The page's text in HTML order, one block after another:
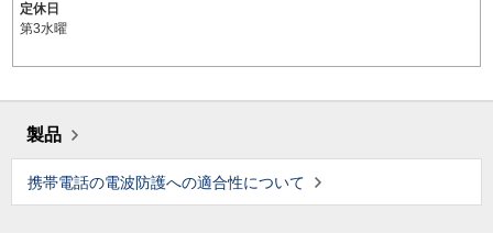
定休日
第3水曜
製品
携帯電話の電波防護への適合性について